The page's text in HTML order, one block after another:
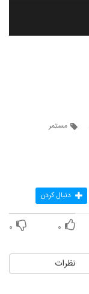
مستمر
دنبال کردن
۰ ۰
نظرات